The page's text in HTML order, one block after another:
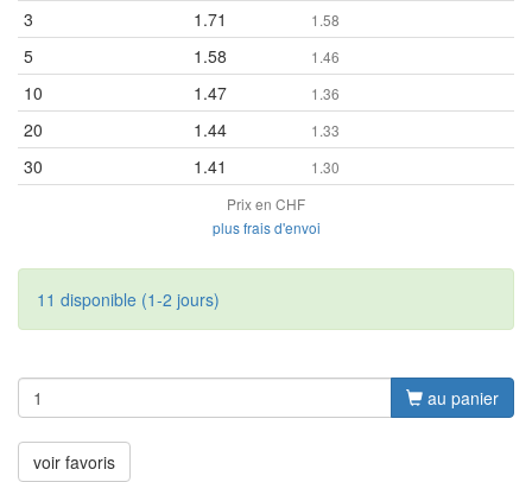
3 1.71 1.58
5 1.58 1.46
10 1.47 1.36
20 1.44 1.33
30 1.41
1.30
Prix en CHF
plus frais d'envoi
11 disponible (1-2 jours)
au panier
voir favoris